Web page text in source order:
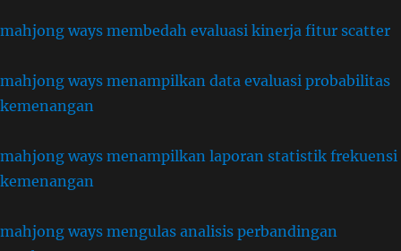
mahjong ways membedah evaluasi kinerja fitur scatter
mahjong ways menampilkan data evaluasi probabilitas
kemenangan
mahjong ways menampilkan laporan statistik frekuensi
kemenangan
mahjong ways mengulas analisis perbandingan